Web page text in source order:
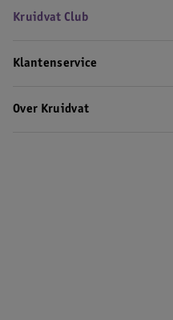
Kruidvat Club
Klantenservice
Over Kruidvat